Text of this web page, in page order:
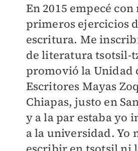
En 2015 empecé con
primeros ejercicios
escritura. Me
de literatura tsotsil-
promovió la Unidad
Escritores Mayas
Chiapas, justo en
y a la par estaba yo
a la universidad. Yo